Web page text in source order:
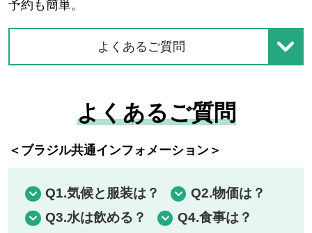
予約も簡単。
よくあるご質問
よくあるご質問
＜ブラジル共通インフォメーション＞
Q1.気候と服装は？
Q2.物価は？
Q3.水は飲める？
Q4.食事は？